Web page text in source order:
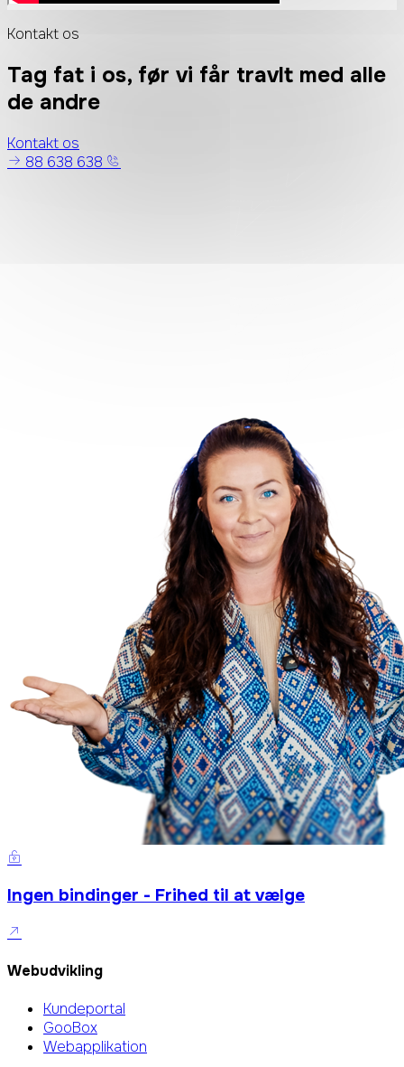
Kontakt os
Tag fat i os, før vi får travlt med alle
de andre
Kontakt os
88 638 638
Ingen bindinger - Frihed til at vælge
Webudvikling
Kundeportal
GooBox
Webapplikation